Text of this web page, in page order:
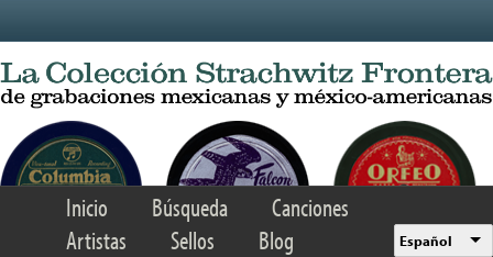
Inicio Búsqueda
Canciones
Artistas
Sellos Blog Español